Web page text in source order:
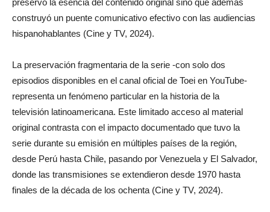
preservó la esencia del contenido original sino que además
construyó un puente comunicativo efectivo con las audiencias
hispanohablantes (Cine y TV, 2024).
La preservación fragmentaria de la serie -con solo dos
episodios disponibles en el canal oficial de Toei en YouTube-
representa un fenómeno particular en la historia de la
televisión latinoamericana. Este limitado acceso al material
original contrasta con el impacto documentado que tuvo la
serie durante su emisión en múltiples países de la región,
desde Perú hasta Chile, pasando por Venezuela y El Salvador,
donde las transmisiones se extendieron desde 1970 hasta
finales de la década de los ochenta (Cine y TV, 2024).